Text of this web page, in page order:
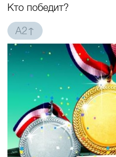
Кто победит?
A2↑